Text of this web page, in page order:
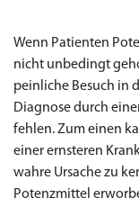
Wenn Patienten
nicht unbedingt
peinliche Besuch in
Diagnose durch
fehlen. Zum einen
einer ernsteren
wahre Ursache zu
Potenzmittel